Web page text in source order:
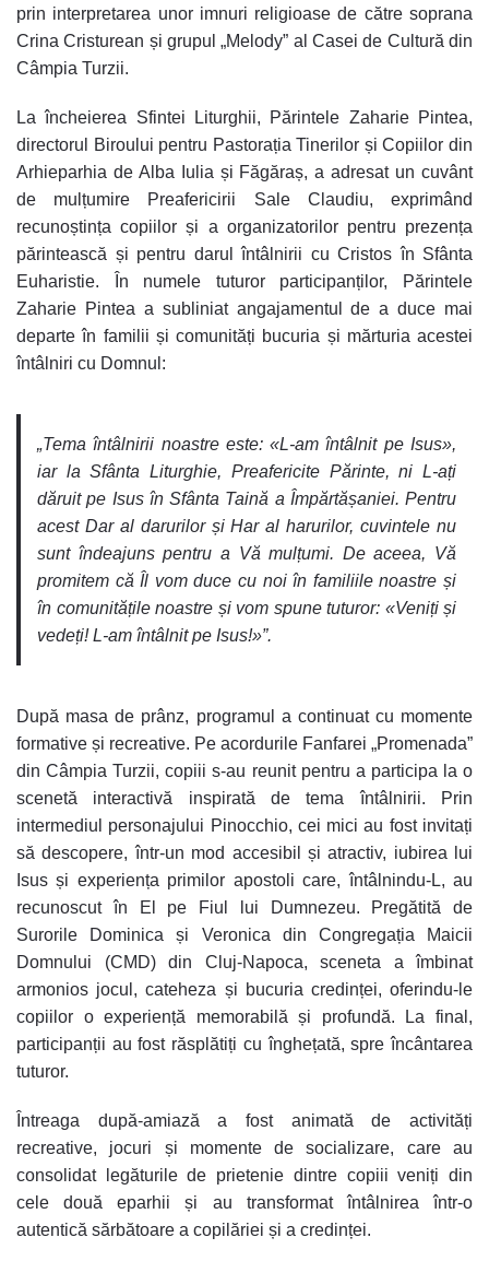
prin interpretarea unor imnuri religioase de către soprana
Crina Cristurean și grupul „Melody” al Casei de Cultură din
Câmpia Turzii.
La încheierea Sfintei Liturghii, Părintele Zaharie Pintea,
directorul Biroului pentru Pastorația Tinerilor și Copiilor din
Arhieparhia de Alba Iulia și Făgăraș, a adresat un cuvânt
de mulțumire Preafericirii Sale Claudiu, exprimând
recunoștința copiilor și a organizatorilor pentru prezența
părintească și pentru darul întâlnirii cu Cristos în Sfânta
Euharistie. În numele tuturor participanților, Părintele
Zaharie Pintea a subliniat angajamentul de a duce mai
departe în familii și comunități bucuria și mărturia acestei
întâlniri cu Domnul:
„Tema întâlnirii noastre este: «L-am întâlnit pe Isus»,
iar la Sfânta Liturghie, Preafericite Părinte, ni L-ați
dăruit pe Isus în Sfânta Taină a Împărtășaniei. Pentru
acest Dar al darurilor și Har al harurilor, cuvintele nu
sunt îndeajuns pentru a Vă mulțumi. De aceea, Vă
promitem că Îl vom duce cu noi în familiile noastre și
în comunitățile noastre și vom spune tuturor: «Veniți și
vedeți! L-am întâlnit pe Isus!»”.
După masa de prânz, programul a continuat cu momente
formative și recreative. Pe acordurile Fanfarei „Promenada”
din Câmpia Turzii, copiii s-au reunit pentru a participa la o
scenetă interactivă inspirată de tema întâlnirii. Prin
intermediul personajului Pinocchio, cei mici au fost invitați
să descopere, într-un mod accesibil și atractiv, iubirea lui
Isus și experiența primilor apostoli care, întâlnindu-L, au
recunoscut în El pe Fiul lui Dumnezeu. Pregătită de
Surorile Dominica și Veronica din Congregația Maicii
Domnului (CMD) din Cluj-Napoca, sceneta a îmbinat
armonios jocul, cateheza și bucuria credinței, oferindu-le
copiilor o experiență memorabilă și profundă. La final,
participanții au fost răsplătiți cu înghețată, spre încântarea
tuturor.
Întreaga după-amiază a fost animată de activități
recreative, jocuri și momente de socializare, care au
consolidat legăturile de prietenie dintre copiii veniți din
cele două eparhii și au transformat întâlnirea într-o
autentică sărbătoare a copilăriei și a credinței.